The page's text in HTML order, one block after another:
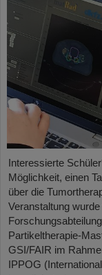
Interessierte
Möglichkeit, einen
über die
Veranstaltung
Partikeltherapie-
GSI/FAIR im
IPPOG